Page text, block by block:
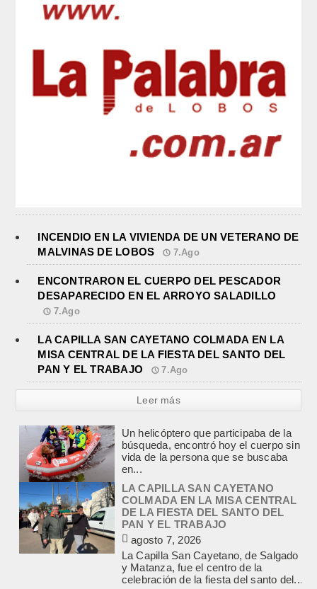
INCENDIO EN LA VIVIENDA DE UN VETERANO DE
MALVINAS DE LOBOS
7.Ago
ENCONTRARON EL CUERPO DEL PESCADOR
DESAPARECIDO EN EL ARROYO SALADILLO
7.Ago
LA CAPILLA SAN CAYETANO COLMADA EN LA
MISA CENTRAL DE LA FIESTA DEL SANTO DEL
PAN Y EL TRABAJO
7.Ago
Leer más
LA CAPILLA SAN CAYETANO
COLMADA EN LA MISA CENTRAL
DE LA FIESTA DEL SANTO DEL
PAN Y EL TRABAJO
agosto 7, 2026
La Capilla San Cayetano, de Salgado
y Matanza, fue el centro de la
celebración de la fiesta del santo del...
PRE-FEDERAL MASCULINO DE
BASQUET EN CADETES:
ATHLETIC JUEGA EL
TRIANGULAR FINAL